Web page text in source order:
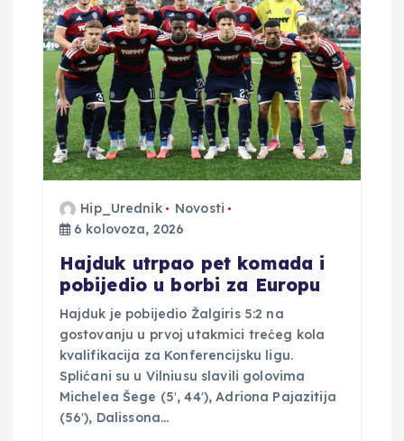
a
o
b
Hip_Urednik
Novosti
6 kolovoza, 2026
Hajduk utrpao pet komada i
pobijedio u borbi za Europu
Hajduk je pobijedio Žalgiris 5:2 na
gostovanju u prvoj utakmici trećeg kola
kvalifikacija za Konferencijsku ligu.
Splićani su u Vilniusu slavili golovima
Michelea Šege (5′, 44′), Adriona Pajazitija
(56′), Dalissona…